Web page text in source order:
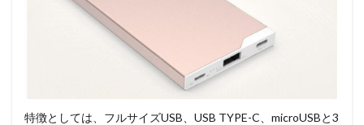
特徴としては、フルサイズUSB、USB TYPE-C、microUSBと3